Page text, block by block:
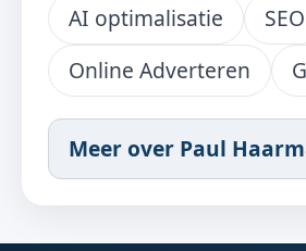
AI optimalisatie
SEO
Online Adverteren
Meer over Paul